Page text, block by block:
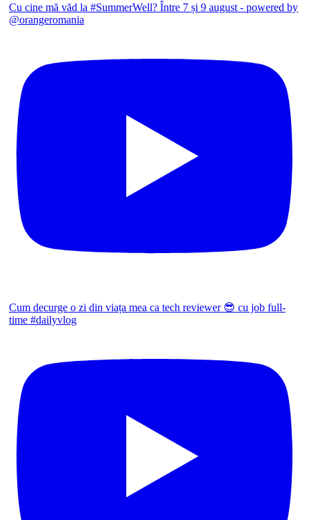
Cu cine mă văd la #SummerWell? Între 7 și 9 august - powered by
@orangeromania
Cum decurge o zi din viața mea ca tech reviewer 😎 cu job full-
time #dailyvlog